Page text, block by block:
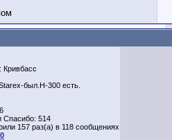
: Кривбасс
был.Н-300 есть.
Спасибо: 514
157 раз(а) в 118 сообщениях
0